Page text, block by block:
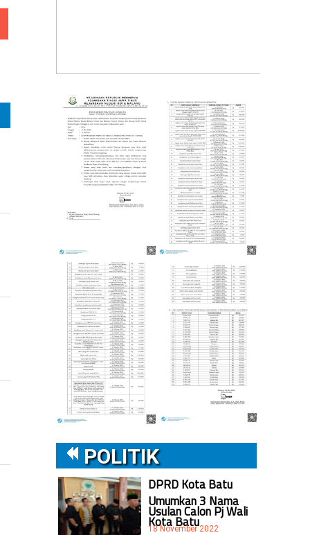
POLITIK
DPRD Kota Batu
Umumkan 3 Nama
Usulan Calon Pj Wali
Kota Batu
18 November 2022